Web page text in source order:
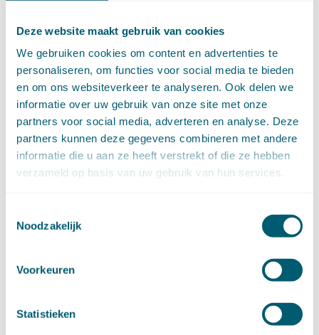
Deze website maakt gebruik van cookies
We gebruiken cookies om content en advertenties te
personaliseren, om functies voor social media te bieden
en om ons websiteverkeer te analyseren. Ook delen we
informatie over uw gebruik van onze site met onze
partners voor social media, adverteren en analyse. Deze
partners kunnen deze gegevens combineren met andere
informatie die u aan ze heeft verstrekt of die ze hebben
verzameld op basis van uw gebruik van hun services.
Noodzakelijk
Voorkeuren
Statistieken
►
2025 (153)
december (15)
november (15)
oktober (15)
september (8)
juni (13)
mei (13)
april (15)
januari (15)
november (17)
september (9)